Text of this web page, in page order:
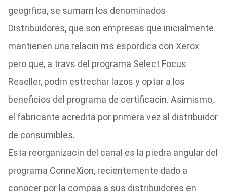
geogrfica, se sumarn los denominados
Distribuidores, que son empresas que inicialmente
mantienen una relacin ms espordica con Xerox
pero que, a travs del programa Select Focus
Reseller, podrn estrechar lazos y optar a los
beneficios del programa de certificacin. Asimismo,
el fabricante acredita por primera vez al distribuidor
de consumibles.
Esta reorganizacin del canal es la piedra angular del
programa ConneXion, recientemente dado a
conocer por la compaa a sus distribuidores en